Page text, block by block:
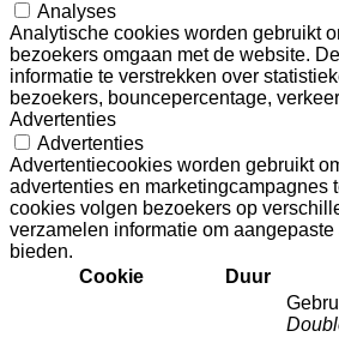
Analyses
Analytische cookies worden gebruikt
bezoekers omgaan met de website.
informatie te verstrekken over
bezoekers, bouncepercentage,
Advertenties
Advertenties
Advertentiecookies worden gebruikt
advertenties en marketingcampagnes
cookies volgen bezoekers op
verzamelen informatie om
bieden.
Cookie
Duur